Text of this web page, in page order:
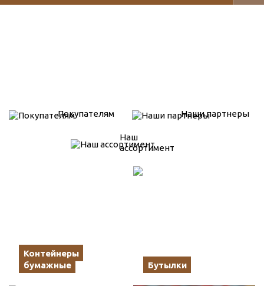
Покупателям Наши партнеры
Наш
ассортимент
Контейнеры
бумажные
Бутылки